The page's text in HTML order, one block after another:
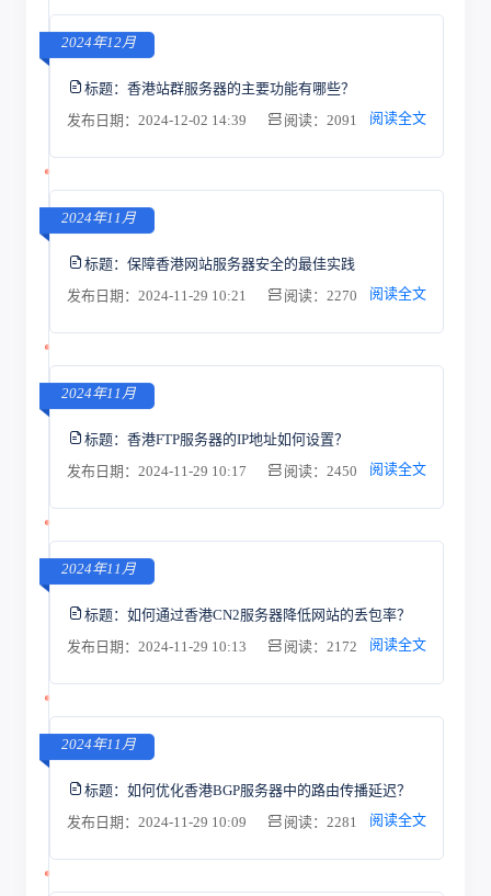
2024年12月
标题： 香港站群服务器的主要功能有哪些？
发布日期：2024-12-02 14:39
阅读：2091 阅读全文
2024年11月
标题： 保障香港网站服务器安全的最佳实践
发布日期：2024-11-29 10:21
阅读：2270 阅读全文
2024年11月
标题： 香港FTP服务器的IP地址如何设置？
发布日期：2024-11-29 10:17
阅读：2450 阅读全文
2024年11月
标题： 如何通过香港CN2服务器降低网站的丢包率？
发布日期：2024-11-29 10:13
阅读：2172 阅读全文
2024年11月
标题： 如何优化香港BGP服务器中的路由传播延迟？
发布日期：2024-11-29 10:09
阅读：2281 阅读全文